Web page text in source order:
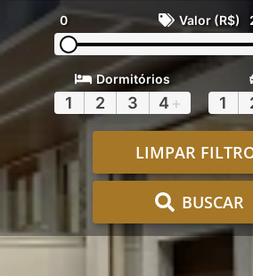
0 Valor (R$)
Dormitórios
1 2 3 4 + 1
LIMPAR
BUSCAR